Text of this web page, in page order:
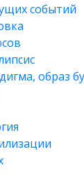
событий
образ